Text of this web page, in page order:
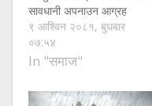
सावधानी अपनाउन आग्रह
९ आश्विन २०८१, बुधबार
०७:५४
In "समाज"